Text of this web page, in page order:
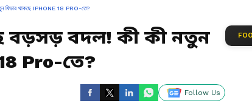
ফিচার থাকছে IPHONE 18 PRO-তে?
বড়সড় বদল! কী কী নতুন
Pro-তে?
Follow Us